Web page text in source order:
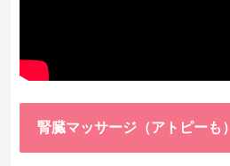
腎臓マッサージ（アトピーも）